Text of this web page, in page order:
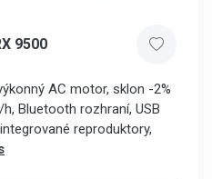
9500
AC motor, sklon -2%
Bluetooth rozhraní, USB
reproduktory,